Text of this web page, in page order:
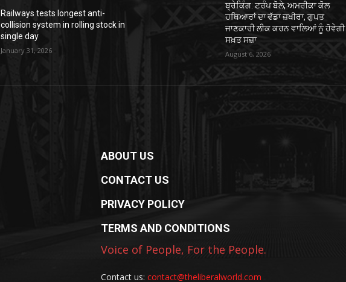
Railways tests longest anti-
collision system in rolling stock in
single day
January 31, 2026
ਬ੍ਰੇਕਿੰਗ: ਟਰੰਪ ਬੋਲੇ, ਅਮਰੀਕਾ ਕੋਲ
ਹਥਿਆਰਾਂ ਦਾ ਵੱਡਾ ਜ਼ਖੀਰਾ, ਗੁਪਤ
ਜਾਣਕਾਰੀ ਲੀਕ ਕਰਨ ਵਾਲਿਆਂ ਨੂੰ ਹੋਵੇਗੀ
ਸਖ਼ਤ ਸਜ਼ਾ
August 6, 2026
ABOUT US
CONTACT US
PRIVACY POLICY
TERMS AND CONDITIONS
Voice of People, For the People.
Contact us: contact@theliberalworld.com